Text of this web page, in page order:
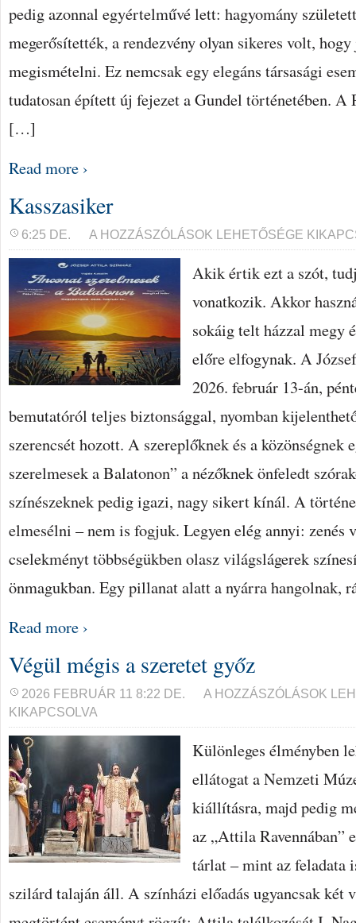
pedig azonnal egyértelművé lett: hagyomány
megerősítették, a rendezvény olyan sikeres volt,
megismételni. Ez nemcsak egy elegáns társasági
tudatosan épített új fejezet a Gundel történetében. A
[…]
Read more ›
Kasszasiker
6:25 DE.
KASSZASIKER
A HOZZÁSZÓLÁSOK LEHETŐSÉGE
Akik értik ezt a szót,
vonatkozik. Akkor
sokáig telt házzal megy
előre elfogynak. A
2026. február 13-án,
bemutatóról teljes biztonsággal, nyomban
szerencsét hozott. A szereplőknek és a közönségnek
szerelmesek a Balatonon” a nézőknek önfeledt
színészeknek pedig igazi, nagy sikert kínál. A
elmesélni – nem is fogjuk. Legyen elég annyi: zenés
cselekményt többségükben olasz világslágerek
önmagukban. Egy pillanat alatt a nyárra hangolnak,
Read more ›
Végül mégis a szeretet győz
2026 FEBRUÁR 11 8:22 DE.
VÉGÜL
SZERETET
BEJEGYZÉSHEZ
A HOZZÁSZÓLÁSOK
KIKAPCSOLVA
Különleges élményben
ellátogat a Nemzeti
kiállításra, majd pedig
az „Attila Ravennában”
tárlat – mint az feladata
szilárd talaján áll. A színházi előadás ugyancsak két